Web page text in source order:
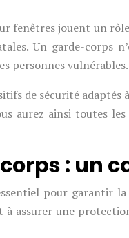
fenêtres jouent un
Un garde-corps
personnes vulnérables.
de sécurité
aurez ainsi toutes
: un
pour garantir
assurer une